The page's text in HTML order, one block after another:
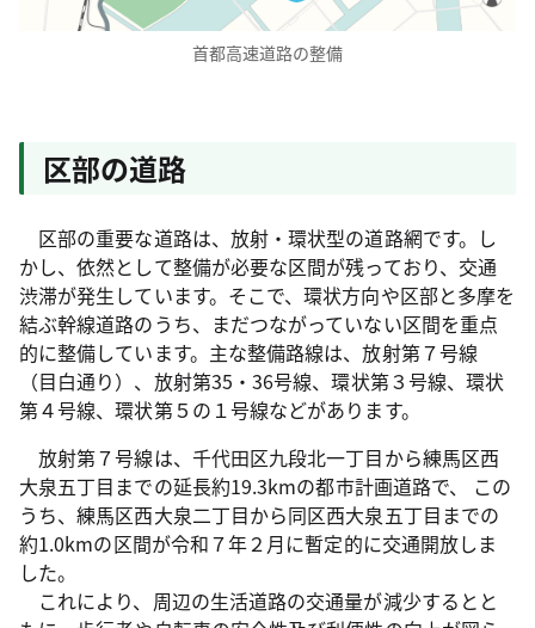
首都高速道路の整備
区部の道路
区部の重要な道路は、放射・環状型の道路網です。し
かし、依然として整備が必要な区間が残っており、交通
渋滞が発生しています。そこで、環状方向や区部と多摩を
結ぶ幹線道路のうち、まだつながっていない区間を重点
的に整備しています。主な整備路線は、放射第７号線
（目白通り）、放射第35・36号線、環状第３号線、環状
第４号線、環状第５の１号線などがあります。
放射第７号線は、千代田区九段北一丁目から練馬区西
大泉五丁目までの延長約19.3kmの都市計画道路で、 この
うち、練馬区西大泉二丁目から同区西大泉五丁目までの
約1.0kmの区間が令和７年２月に暫定的に交通開放しま
した。
これにより、周辺の生活道路の交通量が減少するとと